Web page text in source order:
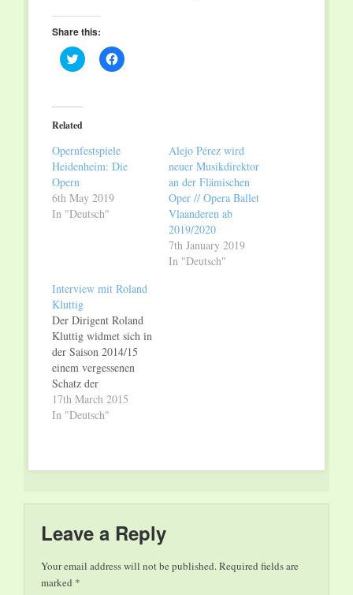
Share this:
Click
to
(Opens
in
new
Click
to
Related
Opernfestspiele
Heidenheim: Die
Opern
6th May 2019
In "Deutsch"
Alejo Pérez wird
neuer Musikdirektor
an der Flämischen
Oper // Opera Ballet
Vlaanderen ab
2019/2020
7th January 2019
In "Deutsch"
Interview mit Roland
Kluttig
Der Dirigent Roland
Kluttig widmet sich in
der Saison 2014/15
einem vergessenen
Schatz der
Operngeschichte: Carl
Maria von Webers
Coburg wagt sich
aber mit dem
und
Museumsorchester an
17th March 2015
In "Deutsch"
Leave a Reply
Your email address will not be published.Required fields are
marked *